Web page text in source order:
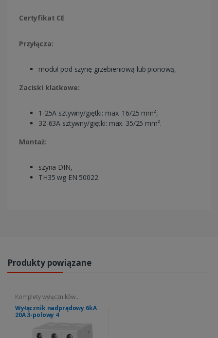
Certyfikat CE
Przyłącza:
moduł pod szynę grzebieniową lub pionową,
Zaciski klatkowe:
1-25A sztywny/giętki: max. 16/25 mm²,
32-63A sztywny/giętki: max. 35/25 mm².
Montaż:
szyna DIN,
TH35 wg EN 50022.
Produkty powiązane
Komplety wyłączników
nadprądowych
Wyłącznik nadprądowy 6kA
20A 3-polowy 4